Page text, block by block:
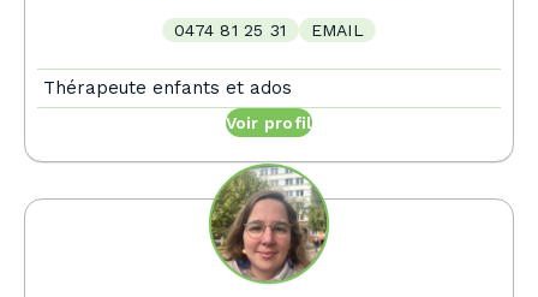
0474 81 25 31 EMAIL
Thérapeute enfants et ados
Voir profil